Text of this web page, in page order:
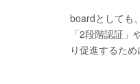
boardとしても
「2段階認証
り促進するため